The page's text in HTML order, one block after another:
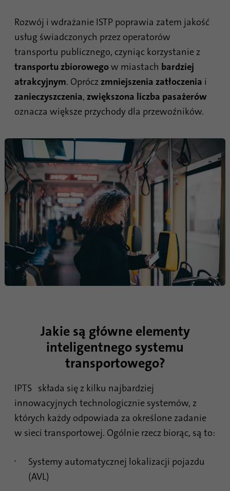
Rozwój i wdrażanie ISTP poprawia zatem jakość
usług świadczonych przez operatorów
transportu publicznego, czyniąc korzystanie z
transportu zbiorowegow miastach bardziej
atrakcyjnym. Oprócz zmniejszenia zatłoczenia i
zanieczyszczenia, zwiększona liczba pasażerów
oznacza większe przychody dla przewoźników.
Jakie są główne elementy
inteligentnego systemu
transportowego?
IPTS składa się z kilku najbardziej
innowacyjnych technologicznie systemów, z
których każdy odpowiada za określone zadanie
w sieci transportowej. Ogólnie rzecz biorąc, są to:
Systemy automatycznej lokalizacji pojazdu
(AVL)
danych.
Nazwa li_gc
Dostawca .linkedin.com
Czas
trwania
Cel
zgody gości na używanie nieistotnych
plików cookie
Nazwa li_sugr
Dostawca .linkedin.com
Czas
trwania
90 dni
Cel
Ten plik cookie służy do określania
probabilistycznych dopasowań tożsamości
Nazwa bscookie
.www.linkedin.com
trwania
1 rok
Cel
Ten plik cookie zapamiętuje, że zalogowany
użytkownik został zweryfikowany za
pomocą uwierzytelniania
zalogowany